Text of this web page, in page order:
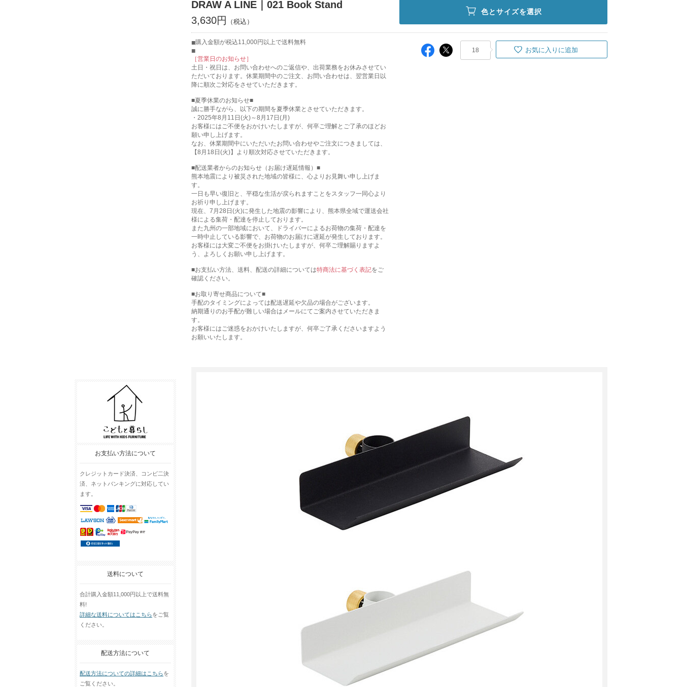
お支払い方法について
クレジットカード決済、コンビ二決
済、ネットバンキングに対応してい
ます。
送料について
合計購入金額11,000円以上で送料無
料!
詳細な送料についてはこちらをご覧
ください。
配送方法について
配送方法についての詳細はこちらを
ご覧ください。
DRAW A LINE｜021 Book Stand
3,630円
色とサイズを選択
購入金額が税込11,000円以上で送料無料
［営業日のお知らせ］
土日・祝日は、お問い合わせへのご返信や、出荷業務をお休みさせてい
ただいております。休業期間中のご注文、お問い合わせは、翌営業日以
降に順次ご対応をさせていただきます。
■夏季休業のお知らせ■
誠に勝手ながら、以下の期間を夏季休業とさせていただきます。
・2025年8月11日(火)～8月17日(月)
お客様にはご不便をおかけいたしますが、何卒ご理解とご了承のほどお
願い申し上げます。
なお、休業期間中にいただいたお問い合わせやご注文につきましては、
【8月18日(火)】より順次対応させていただきます。
■配送業者からのお知らせ（お届け遅延情報）■
熊本地震により被災された地域の皆様に、心よりお見舞い申し上げま
す。
一日も早い復旧と、平穏な生活が戻られますことをスタッフ一同心より
お祈り申し上げます。
現在、7月28日(火)に発生した地震の影響により、熊本県全域で運送会社
様による集荷・配達を停止しております。
また九州の一部地域において、ドライバーによるお荷物の集荷・配達を
一時中止している影響で、お荷物のお届けに遅延が発生しております。
お客様には大変ご不便をお掛けいたしますが、何卒ご理解賜りますよ
う、よろしくお願い申し上げます。
■お支払い方法、送料、配送の詳細については特商法に基づく表記をご
確認ください。
■お取り寄せ商品について■
手配のタイミングによっては配送遅延や欠品の場合がございます。
納期通りのお手配が難しい場合はメールにてご案内させていただきま
す。
お客様にはご迷惑をおかけいたしますが、何卒ご了承くださいますよう
お願いいたします。
18 お気に入りに追加